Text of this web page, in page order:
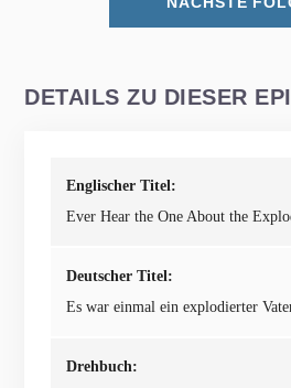
DETAILS ZU DIESER
Englischer Titel:
Ever Hear the One About the
Deutscher Titel:
Es war einmal ein explodierter
Drehbuch: